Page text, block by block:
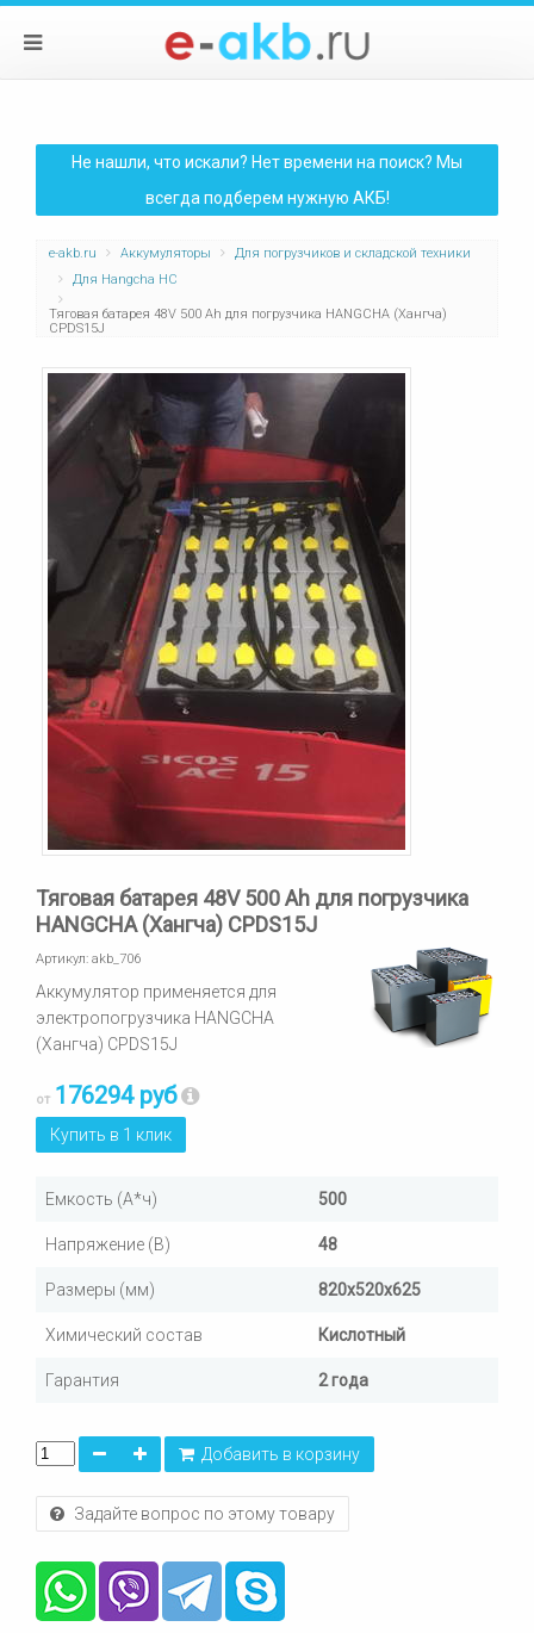
Не нашли, что искали? Нет времени на поиск? Мы
всегда подберем нужную АКБ!
e-akb.ru Аккумуляторы
Для погрузчиков и складской техники
Для Hangcha HC
Тяговая батарея 48V 500 Ah для погрузчика HANGCHA (Хангча)
CPDS15J
Тяговая батарея 48V 500 Ah для погрузчика
HANGCHA (Хангча) CPDS15J
Артикул: akb_706
Аккумулятор применяется для
электропогрузчика HANGCHA
(Хангча) CPDS15J
от 176294 руб
Купить в 1 клик
Емкость (А*ч) 500
Напряжение (В) 48
Размеры (мм) 820х520х625
Химический состав Кислотный
Гарантия 2 года
Добавить в корзину
Задайте вопрос по этому товару